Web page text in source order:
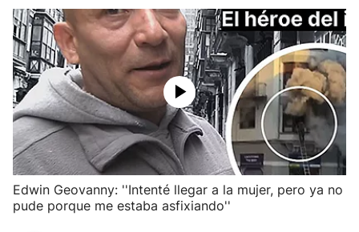
Edwin Geovanny: ''Intenté llegar a la mujer, pero ya no
pude porque me estaba asfixiando''